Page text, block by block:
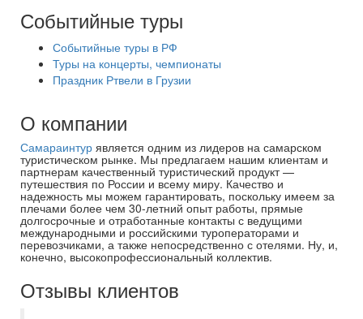
Событийные туры
Событийные туры в РФ
Туры на концерты, чемпионаты
Праздник Ртвели в Грузии
О компании
Самараинтур является одним из лидеров на самарском
туристическом рынке. Мы предлагаем нашим клиентам и
партнерам качественный туристический продукт —
путешествия по России и всему миру. Качество и
надежность мы можем гарантировать, поскольку имеем за
плечами более чем 30-летний опыт работы, прямые
долгосрочные и отработанные контакты с ведущими
международными и российскими туроператорами и
перевозчиками, а также непосредственно с отелями. Ну, и,
конечно, высокопрофессиональный коллектив.
Отзывы клиентов